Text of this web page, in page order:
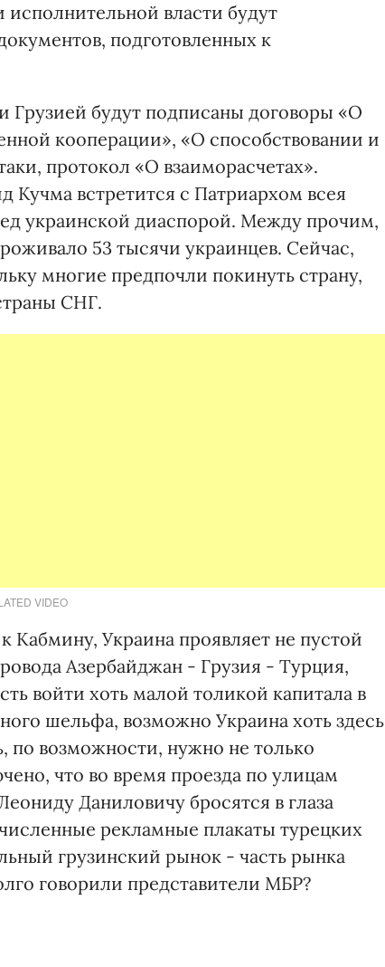
исполнительной власти будут
подготовленных к
Грузией будут подписаны договоры «О
кооперации», «О способствовании и
протокол «О взаиморасчетах».
Кучма встретится с Патриархом всея
украинской диаспорой. Между прочим,
53 тысячи украинцев. Сейчас,
многие предпочли покинуть страну,
СНГ.
VIDEO
Кабмину, Украина проявляет не пустой
Азербайджан - Грузия - Турция,
войти хоть малой толикой капитала в
шельфа, возможно Украина хоть здесь
по возможности, нужно не только
что во время проезда по улицам
Даниловичу бросятся в глаза
рекламные плакаты турецких
грузинский рынок - часть рынка
говорили представители МБР?